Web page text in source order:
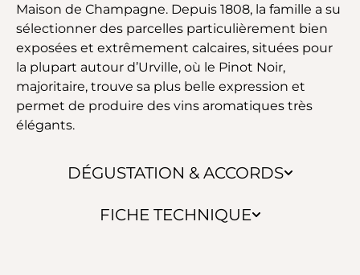
DÉGUSTATION & ACCORDS
FICHE TECHNIQUE
Maison de Champagne. Depuis 1808, la famille a su
sélectionner des parcelles particulièrement bien
exposées et extrêmement calcaires, situées pour
la plupart autour d’Urville, où le Pinot Noir,
majoritaire, trouve sa plus belle expression et
permet de produire des vins aromatiques très
élégants.